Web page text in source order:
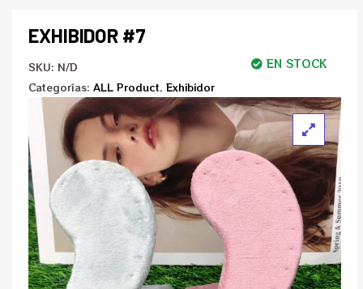
EXHIBIDOR #7
SKU: N/D
Categorías: ALL Product, Exhibidor
EN STOCK